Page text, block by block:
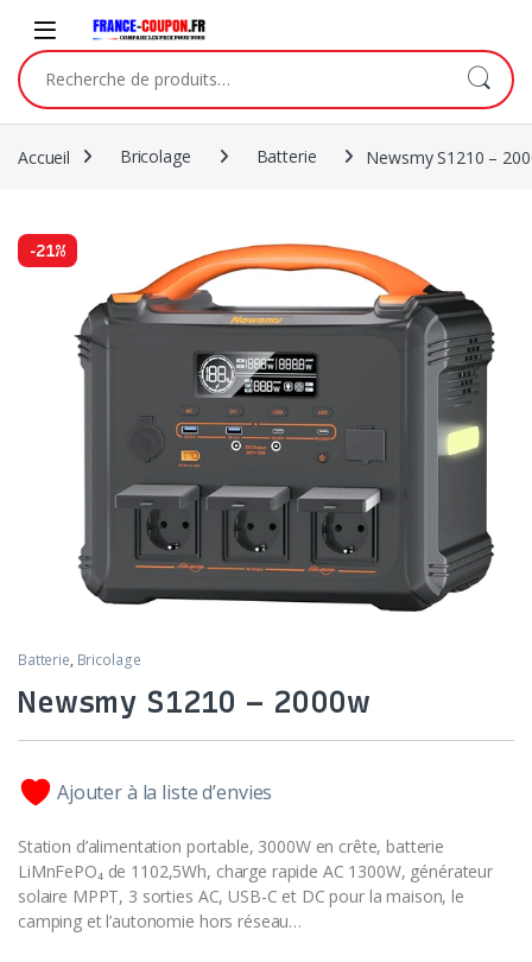
Accueil Bricolage Batterie Newsmy S1210 –
-21%
Batterie, Bricolage
Newsmy S1210 – 2000w
Ajouter à la liste d’envies
Station d’alimentation portable, 3000W en crête, batterie
LiMnFePO₄ de 1102,5Wh, charge rapide AC 1300W, générateur
solaire MPPT, 3 sorties AC, USB-C et DC pour la maison, le
camping et l’autonomie hors réseau…